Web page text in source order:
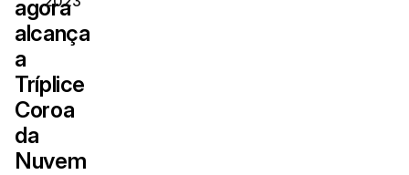
agora
alcança
a
Tríplice
Coroa
da
Nuvem